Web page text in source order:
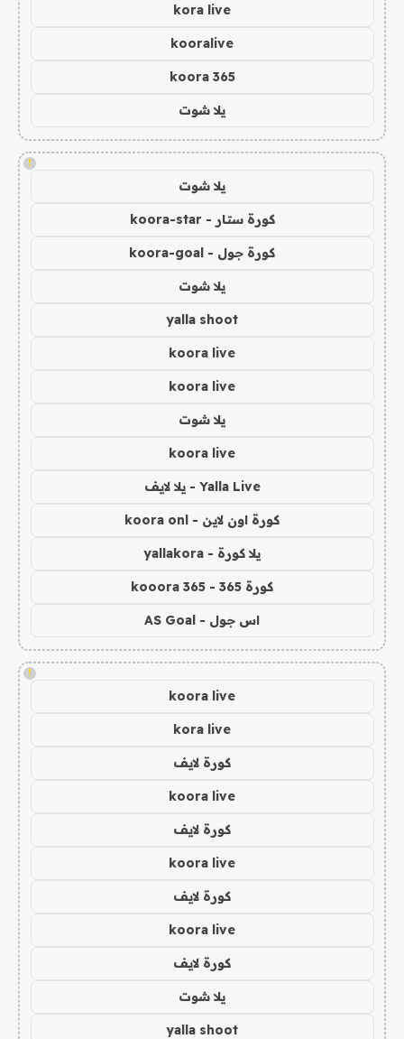
kora live
kooralive
koora 365
يلا شوت
!
يلا شوت
كورة ستار - koora-star
كورة جول - koora-goal
يلا شوت
yalla shoot
koora live
koora live
يلا شوت
koora live
Yalla Live - يلا لايف
كورة اون لاين - koora onl
يلا كورة - yallakora
كورة 365 - kooora 365
اس جول - AS Goal
!
koora live
kora live
كورة لايف
koora live
كورة لايف
koora live
كورة لايف
koora live
كورة لايف
يلا شوت
yalla shoot